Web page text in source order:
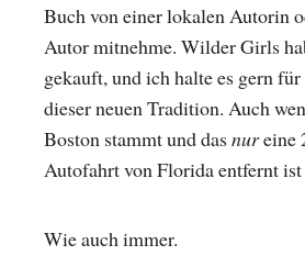
Buch von einer lokalen Autorin
Autor mitnehme. Wilder Girls
gekauft, und ich halte es gern für
dieser neuen Tradition. Auch
Boston stammt und dasnureine
Autofahrt von Florida entfernt
Wie auch immer.